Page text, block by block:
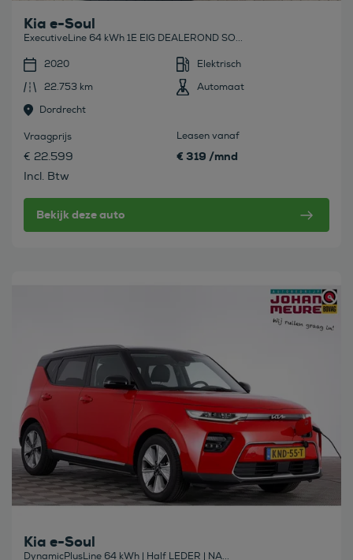
Kia e-Soul
ExecutiveLine 64 kWh 1E EIG DEALEROND SO...
2020
Elektrisch
22.753 km
Automaat
Dordrecht
Vraagprijs
€ 22.599
Incl. Btw
Leasen vanaf
€ 319 /mnd
Bekijk deze auto
Kia e-Soul
DynamicPlusLine 64 kWh | Half LEDER | NA...